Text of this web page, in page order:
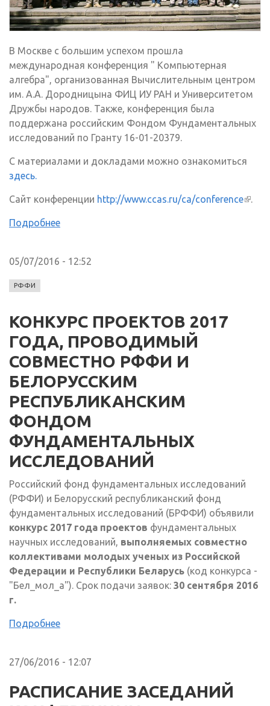
В Москве с большим успехом прошла
международная конференция " Компьютерная
алгебра", организованная Вычислительным центром
им. А.А. Дородницына ФИЦ ИУ РАН и Университетом
Дружбы народов. Также, конференция была
поддержана российским Фондом Фундаментальных
исследований по Гранту 16-01-20379.
С материалами и докладами можно ознакомиться
здесь.
Сайт конференции http://www.ccas.ru/ca/conference .
Подробнее
05/07/2016 - 12:52
РФФИ
КОНКУРС ПРОЕКТОВ 2017
ГОДА, ПРОВОДИМЫЙ
СОВМЕСТНО РФФИ И
БЕЛОРУССКИМ
РЕСПУБЛИКАНСКИМ
ФОНДОМ
ФУНДАМЕНТАЛЬНЫХ
ИССЛЕДОВАНИЙ
Российский фонд фундаментальных исследований
(РФФИ) и Белорусский республиканский фонд
фундаментальных исследований (БРФФИ) объявили
конкурс 2017 года проектов фундаментальных
научных исследований, выполняемых совместно
коллективами молодых ученых из Российской
Федерации и Республики Беларусь (код конкурса -
"Бел_мол_а"). Срок подачи заявок: 30 сентября 2016
г.
Подробнее
27/06/2016 - 12:07
РАСПИСАНИЕ ЗАСЕДАНИЙ